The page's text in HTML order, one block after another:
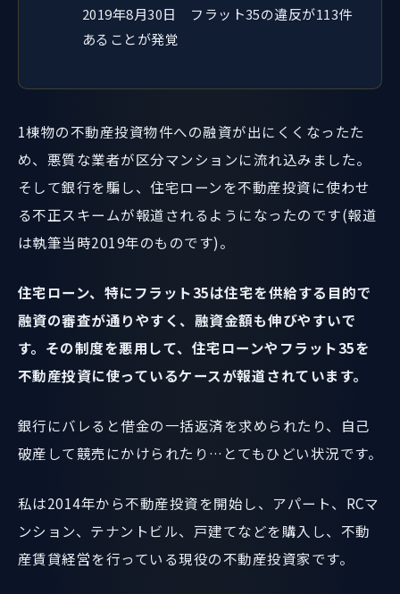
2019年8月30日 フラット35の違反が113件
あることが発覚
1棟物の不動産投資物件への融資が出にくくなったた
め、悪質な業者が区分マンションに流れ込みました。
そして銀行を騙し、住宅ローンを不動産投資に使わせ
る不正スキームが報道されるようになったのです(報道
は執筆当時2019年のものです)。
住宅ローン、特にフラット35は住宅を供給する目的で
融資の審査が通りやすく、融資金額も伸びやすいで
す。その制度を悪用して、住宅ローンやフラット35を
不動産投資に使っているケースが報道されています。
銀行にバレると借金の一括返済を求められたり、自己
破産して競売にかけられたり…とてもひどい状況です。
私は2014年から不動産投資を開始し、アパート、RCマ
ンション、テナントビル、戸建てなどを購入し、不動
産賃貸経営を行っている現役の不動産投資家です。